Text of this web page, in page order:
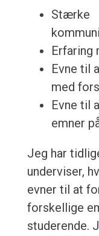
Stærke
Erfaring
Evne til
med
Evne til
emner
Jeg har
underviser,
evner til at
forskellige
studerende.